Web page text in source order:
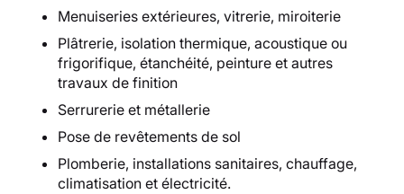
Menuiseries extérieures, vitrerie, miroiterie
Plâtrerie, isolation thermique, acoustique ou
frigorifique, étanchéité, peinture et autres
travaux de finition
Serrurerie et métallerie
Pose de revêtements de sol
Plomberie, installations sanitaires, chauffage,
climatisation et électricité.